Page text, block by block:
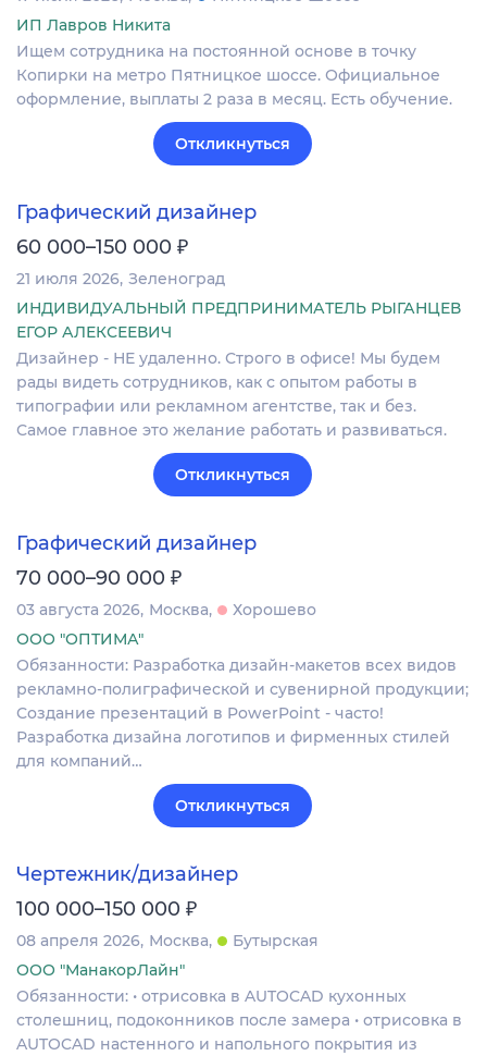
ИП Лавров Никита
Ищем сотрудника на постоянной основе в точку
Копирки на метро Пятницкое шоссе. Официальное
оформление, выплаты 2 раза в месяц. Есть обучение.
Откликнуться
Графический дизайнер
60 000–150 000 ₽
21 июля 2026 Зеленоград
ИНДИВИДУАЛЬНЫЙ ПРЕДПРИНИМАТЕЛЬ РЫГАНЦЕВ
ЕГОР АЛЕКСЕЕВИЧ
Дизайнер - НЕ удаленно. Строго в офисе! Мы будем
рады видеть сотрудников, как с опытом работы в
типографии или рекламном агентстве, так и без.
Самое главное это желание работать и развиваться.
Откликнуться
Графический дизайнер
70 000–90 000 ₽
03 августа 2026 Москва
Хорошево
ООО "ОПТИМА"
Обязанности: Разработка дизайн-макетов всех видов
рекламно-полиграфической и сувенирной продукции;
Создание презентаций в PowerPoint - часто!
Разработка дизайна логотипов и фирменных стилей
для компаний…
Откликнуться
Чертежник/дизайнер
100 000–150 000 ₽
08 апреля 2026 Москва
Бутырская
ООО "МанакорЛайн"
Обязанности: • отрисовка в AUTOCAD кухонных
столешниц, подоконников после замера • отрисовка в
AUTOCAD настенного и напольного покрытия из